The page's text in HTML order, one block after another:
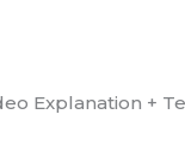
(Video